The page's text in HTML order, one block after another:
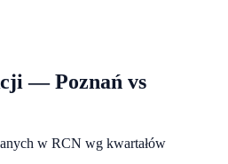
—Poznań vs
w RCN wg kwartałów